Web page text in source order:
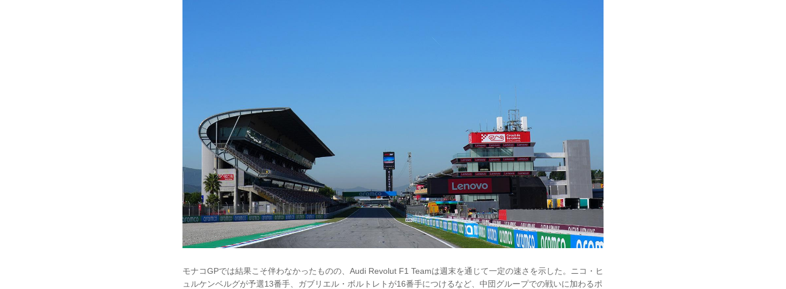
モナコGPでは結果こそ伴わなかったものの、Audi Revolut F1 Teamは週末を通じて一定の速さを示した。ニコ・ヒ
ュルケンベルグが予選13番手、ガブリエル・ボルトレトが16番手につけるなど、中団グループでの戦いに加わるポ